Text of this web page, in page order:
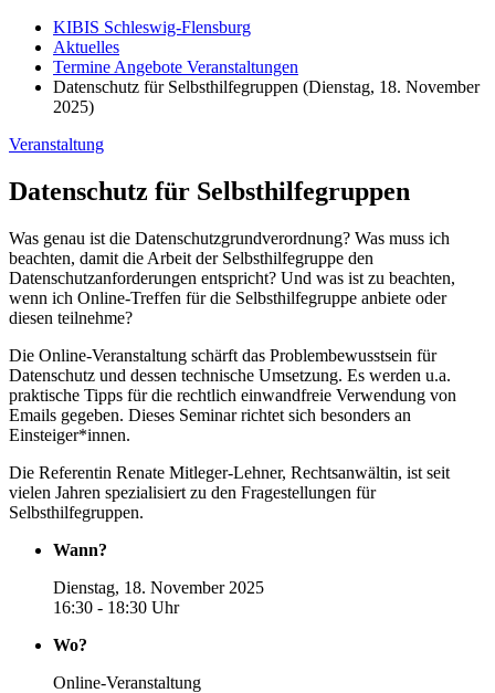
KIBIS Schleswig-Flensburg
Aktuelles
Termine Angebote Veranstaltungen
Datenschutz für Selbsthilfegruppen (Dienstag, 18. November
2025)
Veranstaltung
Datenschutz für Selbsthilfegruppen
Was genau ist die Datenschutzgrundverordnung? Was muss ich
beachten, damit die Arbeit der Selbsthilfegruppe den
Datenschutzanforderungen entspricht? Und was ist zu beachten,
wenn ich Online-Treffen für die Selbsthilfegruppe anbiete oder
diesen teilnehme?
Die Online-Veranstaltung schärft das Problembewusstsein für
Datenschutz und dessen technische Umsetzung. Es werden u.a.
praktische Tipps für die rechtlich einwandfreie Verwendung von
Emails gegeben. Dieses Seminar richtet sich besonders an
Einsteiger*innen.
Die Referentin Renate Mitleger-Lehner, Rechtsanwältin, ist seit
vielen Jahren spezialisiert zu den Fragestellungen für
Selbsthilfegruppen.
Wann?
Dienstag, 18. November 2025
16:30 - 18:30 Uhr
Wo?
Online-Veranstaltung